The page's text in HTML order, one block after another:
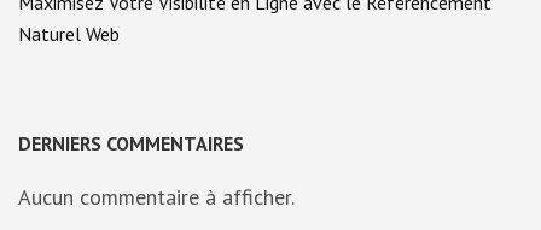
Naturel Web
DERNIERS COMMENTAIRES
Aucun commentaire à afficher.